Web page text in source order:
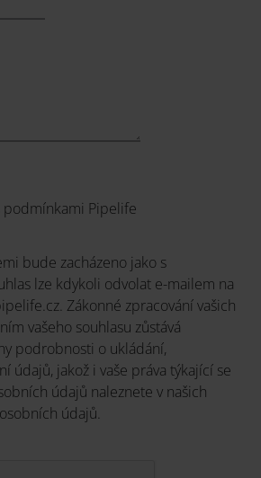
podmínkami Pipelife
bude zacházeno jako s
lze kdykoli odvolat e-mailem na
Zákonné zpracování vašich
vašeho souhlasu zůstává
podrobnosti o ukládání,
údajů, jakož i vaše práva týkající se
údajů naleznete v našich
údajů.